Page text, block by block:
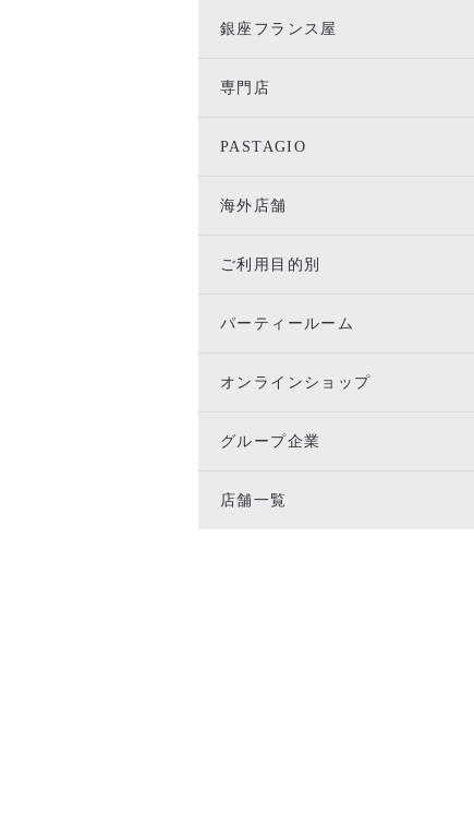
銀座フランス屋
専門店
PASTAGIO
海外店舗
ご利用目的別
パーティールーム
オンラインショップ
グループ企業
店舗一覧